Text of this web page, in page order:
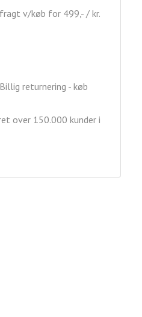
v/køb for 499,- / kr.
returnering - køb
over 150.000 kunder i